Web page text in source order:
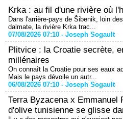
Krka : au fil d'une rivière où
Dans l'arrière-pays de Šibenik, loin
dalmate, la rivière Krka trac...
07/08/2026 07:10 - Joseph Sogault
Plitvice : la Croatie secrète,
millénaires
On connaît la Croatie pour ses eaux
Mais le pays dévoile un autr...
06/08/2026 07:10 - Joseph Sogault
Terra Byzacena x Emmanuel
d'olive tunisienne se glisse